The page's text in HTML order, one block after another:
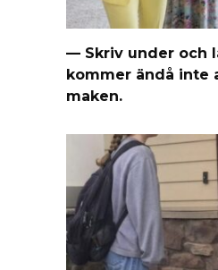
— Skriv under och
kommer ändå inte
maken.